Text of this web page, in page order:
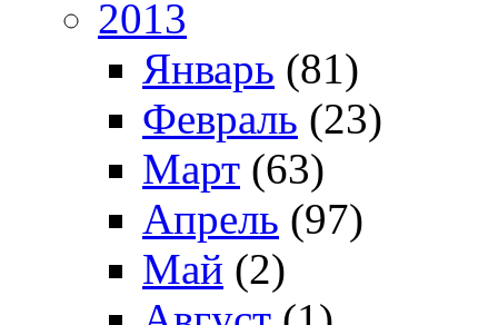
2013
Январь (81)
Февраль (23)
Март (63)
Апрель (97)
Май (2)